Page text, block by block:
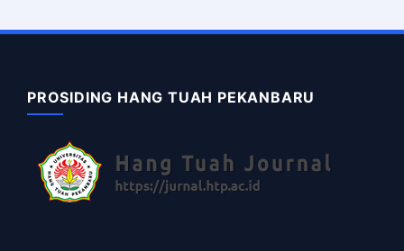
PROSIDING HANG TUAH PEKANBARU